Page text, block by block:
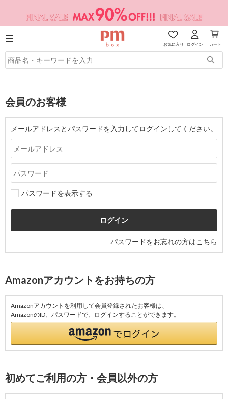
お気に入り ログイン カート
会員のお客様
メールアドレスとパスワードを入力してログインしてください。
パスワードを表示する
パスワードをお忘れの方はこちら
Amazonアカウントをお持ちの方
Amazonアカウントを利用して会員登録されたお客様は、
AmazonのID、パスワードで、ログインすることができます。
初めてご利用の方・会員以外の方